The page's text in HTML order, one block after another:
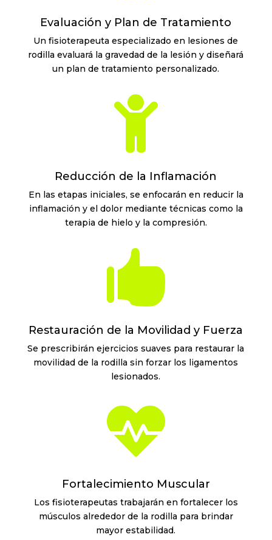
Evaluación y Plan de Tratamiento
Un fisioterapeuta especializado en lesiones de
rodilla evaluará la gravedad de la lesión y diseñará
un plan de tratamiento personalizado.

Reducción de la Inflamación
En las etapas iniciales, se enfocarán en reducir la
inflamación y el dolor mediante técnicas como la
terapia de hielo y la compresión.

Restauración de la Movilidad y Fuerza
Se prescribirán ejercicios suaves para restaurar la
movilidad de la rodilla sin forzar los ligamentos
lesionados.

Fortalecimiento Muscular
Los fisioterapeutas trabajarán en fortalecer los
músculos alrededor de la rodilla para brindar
mayor estabilidad.